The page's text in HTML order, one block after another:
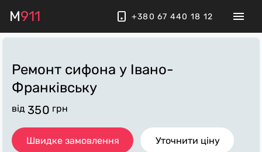
M911 +380 67 440 18 12
Ремонт сифона у Івано-
Франківську
від 350 грн
Швидке замовлення Уточнити ціну